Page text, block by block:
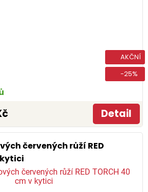
AKČNÍ
-25%
Detail
červených růží RED
kytici